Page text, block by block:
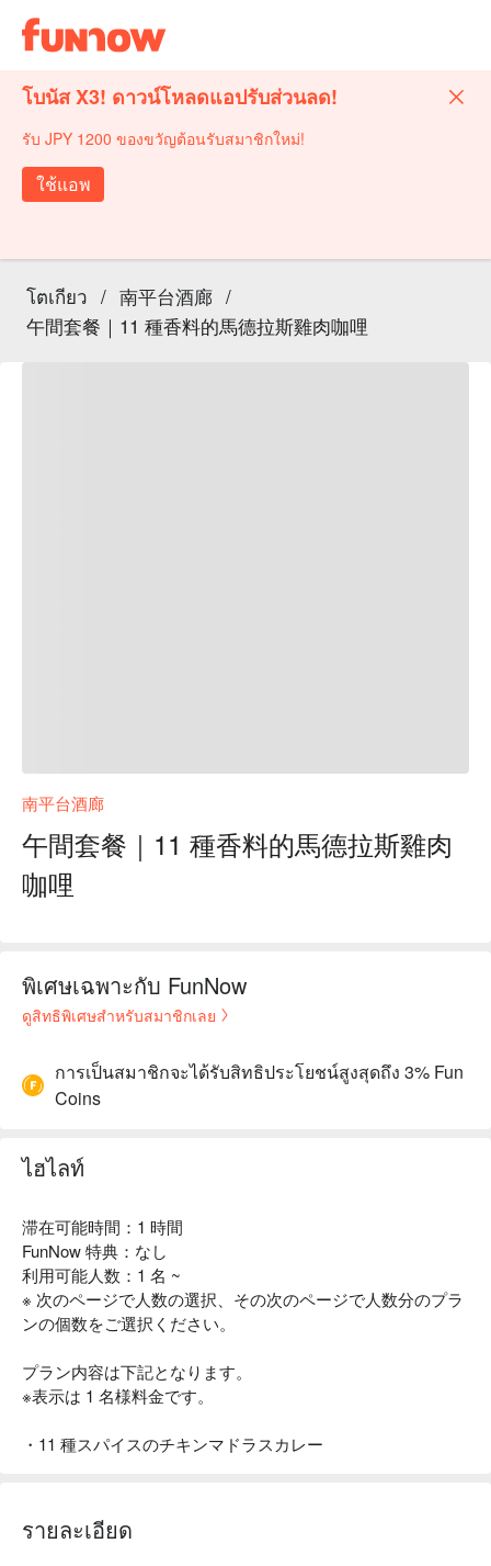
โบนัส X3! ดาวน์โหลดแอปรับส่วนลด!
รับ JPY 1200 ของขวัญต้อนรับสมาชิกใหม่!
ใช้แอพ
โตเกียว / 南平台酒廊 /
午間套餐｜11 種香料的馬德拉斯雞肉咖哩
南平台酒廊
午間套餐｜11 種香料的馬德拉斯雞肉
咖哩
พิเศษเฉพาะกับ FunNow
ดูสิทธิพิเศษสำหรับสมาชิกเลย
การเป็นสมาชิกจะได้รับสิทธิประโยชน์สูงสุดถึง 3% Fun
Coins
ไฮไลท์
滞在可能時間：1 時間
FunNow 特典：なし
利用可能人数：1 名 ~
※ 次のページで人数の選択、その次のページで人数分のプラ
ンの個数をご選択ください。
プラン内容は下記となります。
※表示は 1 名様料金です。
・11 種スパイスのチキンマドラスカレー
รายละเอียด